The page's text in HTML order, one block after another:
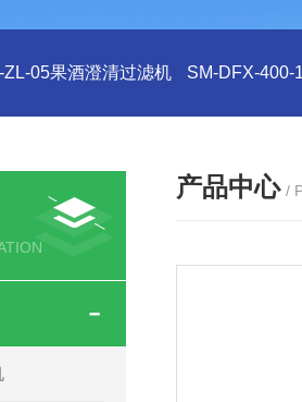
ZL-05果酒澄清过滤机 SM-DFX-400-
产品中心 /